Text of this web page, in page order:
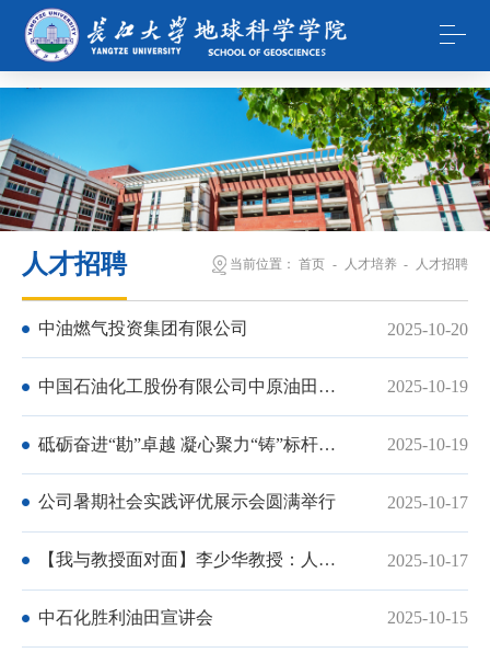
人才招聘 当前位置：首页 - 人才培养 - 人才招聘
中油燃气投资集团有限公司 2025-10-20
中国石油化工股份有限公司中原油田分
2025-10-19
砥砺奋进“勘”卓越 凝心聚力“铸”标杆
（卓越）22301班先进事迹材料
2025-10-19
公司暑期社会实践评优展示会圆满举行 2025-10-17
【我与教授面对面】李少华教授：人工
2025-10-17
中石化胜利油田宣讲会 2025-10-15